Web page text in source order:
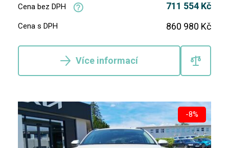
Cena bez DPH 711 554 Kč
Cena s DPH 860 980 Kč
Více informací
-8%